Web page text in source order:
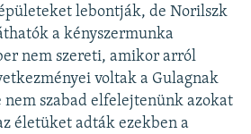
lebontják, de Norilszk
a kényszermunka
nem szereti, amikor arról
voltak a Gulagnak
nem szabad elfelejtenünk azokat
életüket adták ezekben a